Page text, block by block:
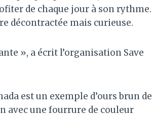
de chaque jour à son rythme.
décontractée mais curieuse.
», a écrit l’organisation Save
est un exemple d’ours brun de
avec une fourrure de couleur